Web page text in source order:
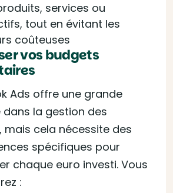
services ou
tout en évitant les
coûteuses
vos budgets
Ads offre une grande
dans la gestion des
mais cela nécessite des
spécifiques pour
chaque euro investi. Vous
: